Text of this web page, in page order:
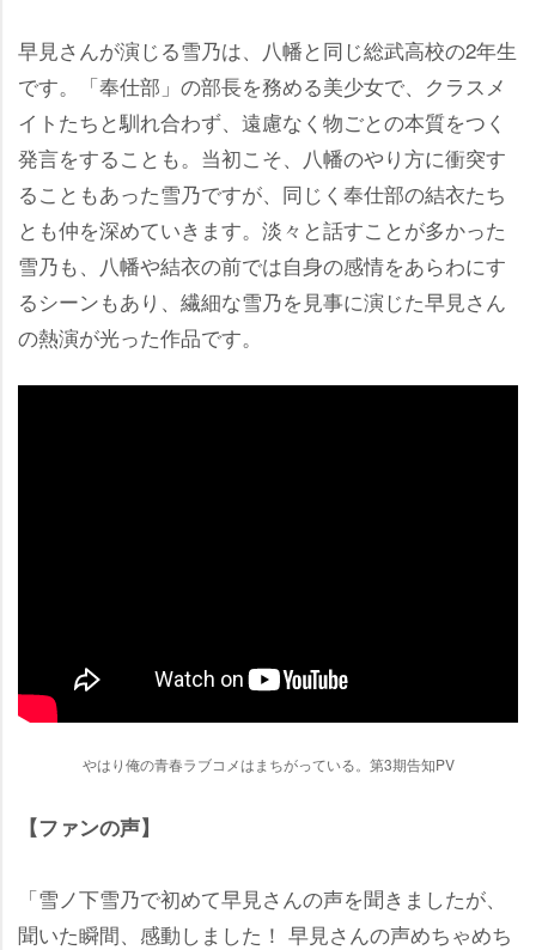
早見さんが演じる雪乃は、八幡と同じ総武高校の2年生
です。「奉仕部」の部長を務める美少女で、クラスメ
イトたちと馴れ合わず、遠慮なく物ごとの本質をつく
発言をすることも。当初こそ、八幡のやり方に衝突す
ることもあった雪乃ですが、同じく奉仕部の結衣たち
とも仲を深めていきます。淡々と話すことが多かった
雪乃も、八幡や結衣の前では自身の感情をあらわにす
るシーンもあり、繊細な雪乃を見事に演じた早見さん
の熱演が光った作品です。
はり俺の青春ラブコメはまちがっている。第3期告知PV
【ファンの声】
「雪ノ下雪乃で初めて早見さんの声を聞きましたが、
聞いた瞬間、感動しました！ 早見さんの声めちゃめち